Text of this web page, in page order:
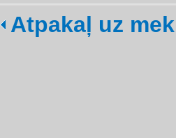
Atpakaļ uz